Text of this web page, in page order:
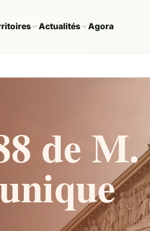
Actualités Agora
de M.